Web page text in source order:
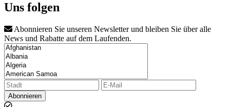
Uns folgen
Abonnieren Sie unseren Newsletter und bleiben Sie über alle
News und Rabatte auf dem Laufenden.
Abonnieren